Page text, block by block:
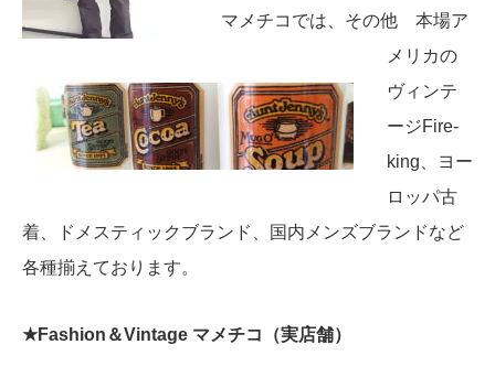
マメチコでは、その他 本場ア
メリカの
ヴィンテ
ージFire-
king、ヨー
ロッパ古
着、ドメスティックブランド、国内メンズブランドなど
各種揃えております。
★Fashion＆Vintage マメチコ（実店舗）